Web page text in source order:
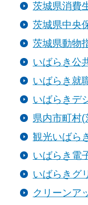
茨城県消費
茨城県中央
茨城県動物
いばらき公
いばらき就
いばらきデ
県内市町村(
観光いばら
いばらき電
いばらきグ
クリーンア